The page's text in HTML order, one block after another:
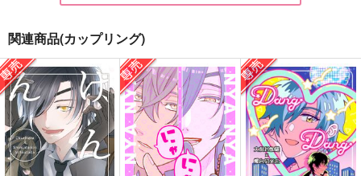
「待った」をかけろよ
WereIyou.
715円 （税込）
燭台切光忠×大倶利伽羅
DangDangすきにな
る！
Peony
944 円（税込）
大倶利伽羅×燭台切光忠
にゃにゃにゃ
運試し
472円（税込）
大倶利伽羅×燭台切光忠
関連商品(カップリング)